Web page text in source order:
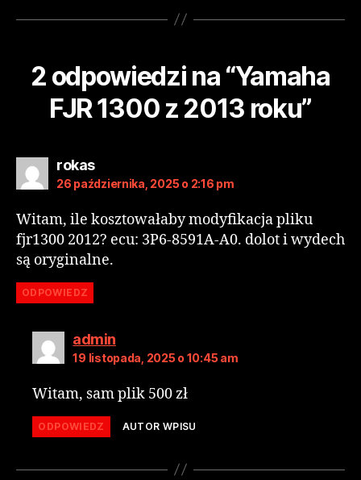
2 odpowiedzi na “Yamaha
FJR 1300 z 2013 roku”
rokas
26 października, 2025 o 2:16 pm
Witam, ile kosztowałaby modyfikacja pliku
fjr1300 2012? ecu: 3P6-8591A-A0. dolot i wydech
są oryginalne.
ODPOWIEDZ
admin
19 listopada, 2025 o 10:45 am
Witam, sam plik 500 zł
ODPOWIEDZ AUTOR WPISU